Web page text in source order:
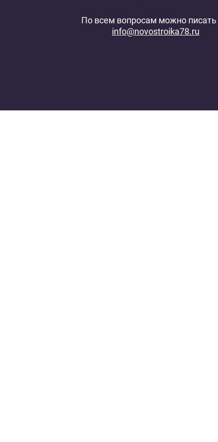
По всем вопросам можно писать
info@novostroika78.ru